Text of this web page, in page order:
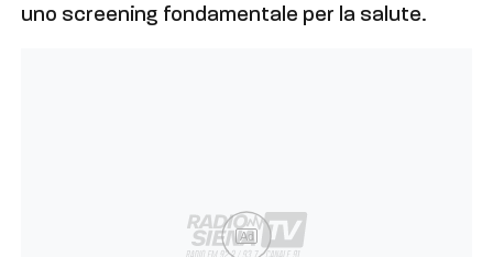
uno screening fondamentale per la salute.
Ad